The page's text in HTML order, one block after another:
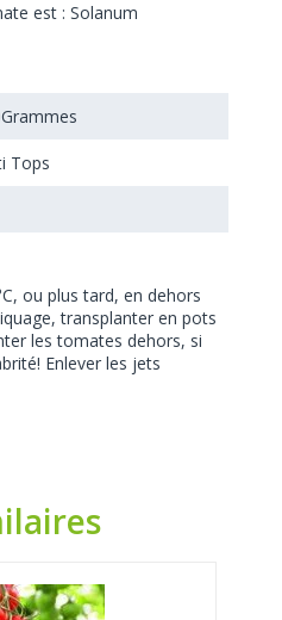
est : Solanum
Grammes
Tops
ou plus tard, en dehors
transplanter en pots
les tomates dehors, si
Enlever les jets